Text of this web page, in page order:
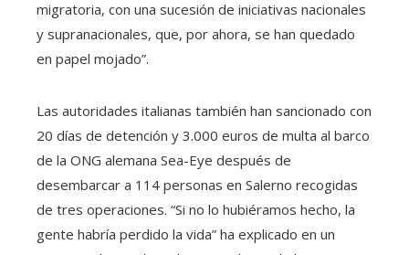
migratoria, con una sucesión de iniciativas nacionales
y supranacionales, que, por ahora, se han quedado
en papel mojado”.
Las autoridades italianas también han sancionado con
20 días de detención y 3.000 euros de multa al barco
de la ONG alemana Sea-Eye después de
desembarcar a 114 personas en Salerno recogidas
de tres operaciones. “Si no lo hubiéramos hecho, la
gente habría perdido la vida” ha explicado en un